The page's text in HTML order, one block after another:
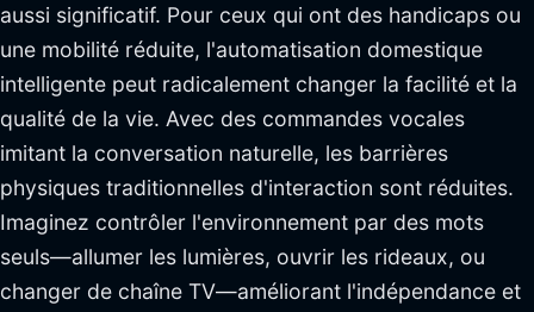
aussi significatif. Pour ceux qui ont des handicaps ou
une mobilité réduite, l'automatisation domestique
intelligente peut radicalement changer la facilité et la
qualité de la vie. Avec des commandes vocales
imitant la conversation naturelle, les barrières
physiques traditionnelles d'interaction sont réduites.
Imaginez contrôler l'environnement par des mots
seuls—allumer les lumières, ouvrir les rideaux, ou
changer de chaîne TV—améliorant l'indépendance et